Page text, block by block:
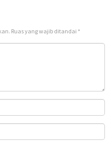
Ruas yang wajib ditandai *